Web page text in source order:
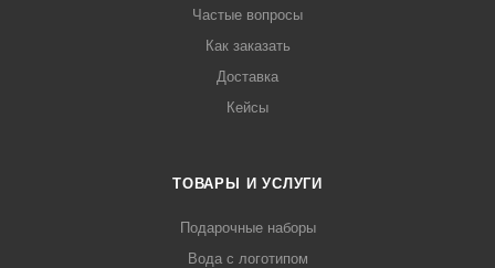
Частые вопросы
Как заказать
Доставка
Кейсы
ТОВАРЫ И УСЛУГИ
Подарочные наборы
Вода с логотипом